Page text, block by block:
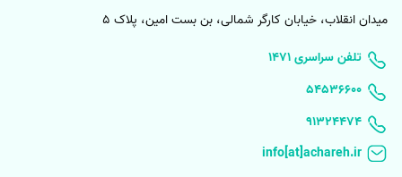
میدان انقلاب، خیابان کارگر شمالی، بن بست امین، پلاک 5
۱۴۷۱ تلفن سراسری
۵۴۵۳۶۶۰۰
91324474